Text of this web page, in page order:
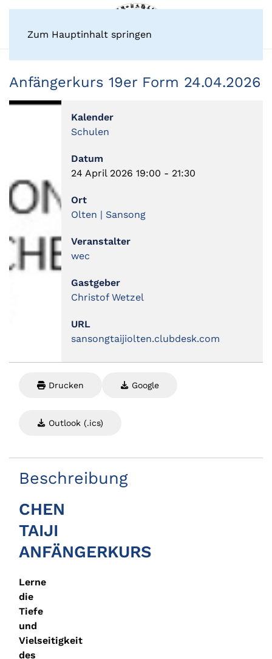
Zum Hauptinhalt springen
Anfängerkurs 19er Form 24.04.2026
Kalender
Schulen
Datum
24 April 2026 19:00 - 21:30
Ort
Olten | Sansong
Veranstalter
wec
Gastgeber
Christof Wetzel
URL
sansongtaijiolten.clubdesk.com
Drucken Google
Outlook (.ics)
Beschreibung
CHEN
TAIJI
ANFÄNGERKURS
Lerne
die
Tiefe
und
Vielseitigkeit
des